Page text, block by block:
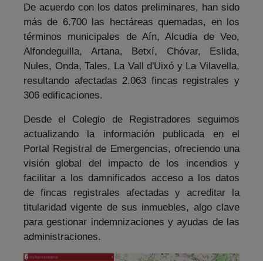
De acuerdo con los datos preliminares, han sido
más de 6.700 las hectáreas quemadas, en los
términos municipales de Aín, Alcudia de Veo,
Alfondeguilla, Artana, Betxí, Chóvar, Eslida,
Nules, Onda, Tales, La Vall d'Uixó y La Vilavella,
resultando afectadas 2.063 fincas registrales y
306 edificaciones.
Desde el Colegio de Registradores seguimos
actualizando la información publicada en el
Portal Registral de Emergencias, ofreciendo una
visión global del impacto de los incendios y
facilitar a los damnificados acceso a los datos
de fincas registrales afectadas y acreditar la
titularidad vigente de sus inmuebles, algo clave
para gestionar indemnizaciones y ayudas de las
administraciones.